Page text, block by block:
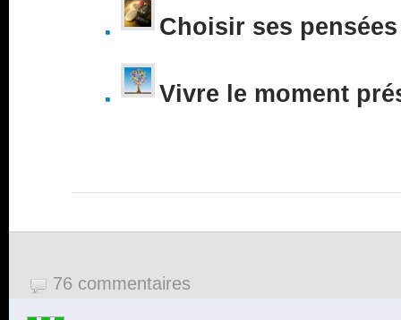
Choisir ses pensées
Vivre le moment
76 commentaires